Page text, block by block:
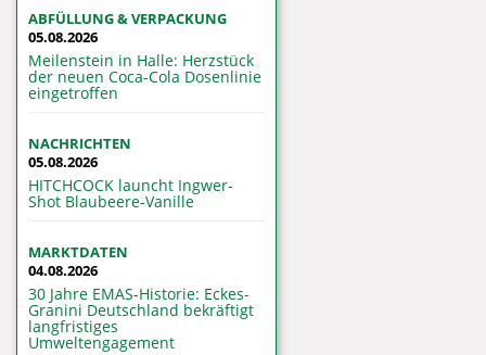
ABFÜLLUNG & VERPACKUNG
05.08.2026
Meilenstein in Halle: Herzstück
der neuen Coca-Cola Dosenlinie
eingetroffen
NACHRICHTEN
05.08.2026
HITCHCOCK launcht Ingwer-
Shot Blaubeere-Vanille
MARKTDATEN
04.08.2026
30 Jahre EMAS-Historie: Eckes-
Granini Deutschland bekräftigt
langfristiges
Umweltengagement